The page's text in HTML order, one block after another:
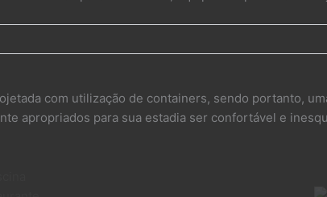
com utilização de containers, sendo portanto,
apropriados para sua estadia ser confortável e